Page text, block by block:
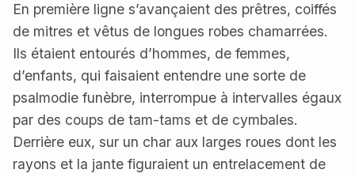
En première ligne s’avançaient des prêtres, coiffés
de mitres et vêtus de longues robes chamarrées.
Ils étaient entourés d’hommes, de femmes,
d’enfants, qui faisaient entendre une sorte de
psalmodie funèbre, interrompue à intervalles égaux
par des coups de tam-tams et de cymbales.
Derrière eux, sur un char aux larges roues dont les
rayons et la jante figuraient un entrelacement de